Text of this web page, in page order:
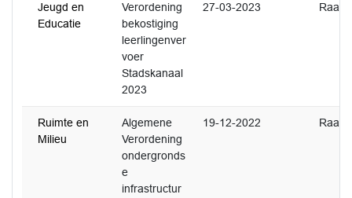
Jeugd en
Educatie
Verordening
bekostiging
leerlingenver
voer
Stadskanaal
2023
27-03-2023 Raad
Ruimte en
Milieu
Algemene
Verordening
ondergronds
e
infrastructur
19-12-2022 Raad